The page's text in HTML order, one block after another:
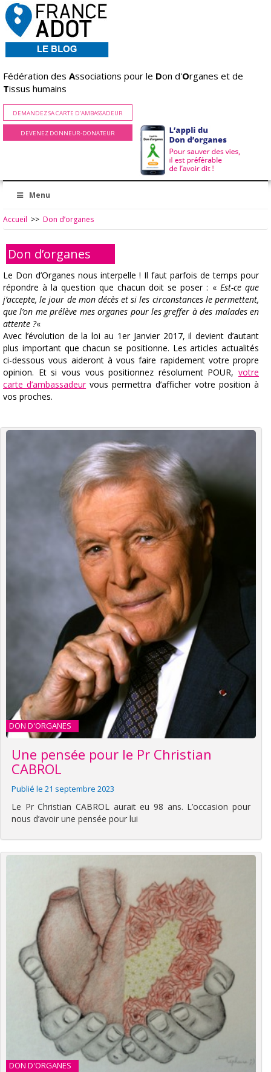
Fédération des Associations pour le Don d'Organes et de
Tissus humains
DEMANDEZ SA CARTE D'AMBASSADEUR
DEVENEZ DONNEUR-DONATEUR
Menu
Accueil >> Don d’organes
Don d’organes
Le Don d’Organes nous interpelle ! Il faut parfois de temps pour
répondre à la question que chacun doit se poser : « Est-ce que
j’accepte, le jour de mon décès et si les circonstances le permettent,
que l’on me prélève mes organes pour les greffer à des malades en
attente ?«
Avec l’évolution de la loi au 1er Janvier 2017, il devient d’autant
plus important que chacun se positionne. Les articles actualités
ci-dessous vous aideront à vous faire rapidement votre propre
opinion. Et si vous vous positionnez résolument POUR, votre
carte d’ambassadeurvous permettra d’afficher votre position à
vos proches.
DON D'ORGANES
Une pensée pour le Pr Christian
CABROL
Publié le 21 septembre 2023
Le Pr Christian CABROL aurait eu 98 ans. L’occasion pour
nous d’avoir une pensée pour lui
DON D'ORGANES